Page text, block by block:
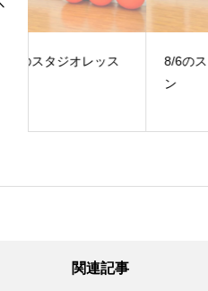
8/6のスタジオレッス
関連記事